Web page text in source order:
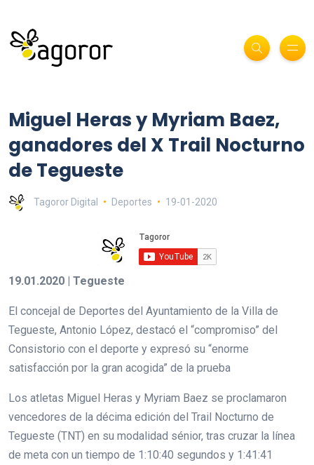
Miguel Heras y Myriam Baez,
ganadores del X Trail Nocturno
de Tegueste
Tagoror Digital Deportes 19-01-2020
19.01.2020 | Tegueste
El concejal de Deportes del Ayuntamiento de la Villa de
Tegueste, Antonio López, destacó el “compromiso” del
Consistorio con el deporte y expresó su “enorme
satisfacción por la gran acogida” de la prueba
Los atletas Miguel Heras y Myriam Baez se proclamaron
vencedores de la décima edición del Trail Nocturno de
Tegueste (TNT) en su modalidad sénior, tras cruzar la línea
de meta con un tiempo de 1:10:40 segundos y 1:41:41